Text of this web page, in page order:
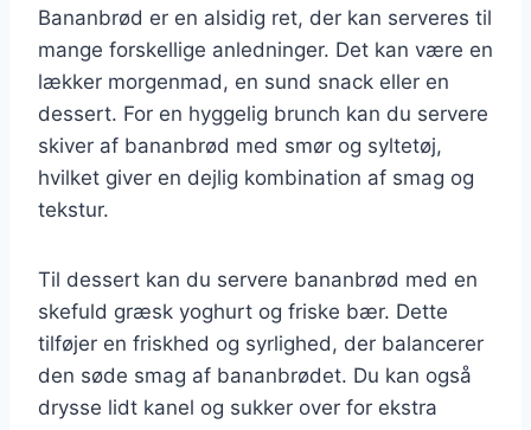
Bananbrød er en alsidig ret, der kan serveres til
mange forskellige anledninger. Det kan være en
lækker morgenmad, en sund snack eller en
dessert. For en hyggelig brunch kan du servere
skiver af bananbrød med smør og syltetøj,
hvilket giver en dejlig kombination af smag og
tekstur.
Til dessert kan du servere bananbrød med en
skefuld græsk yoghurt og friske bær. Dette
tilføjer en friskhed og syrlighed, der balancerer
den søde smag af bananbrødet. Du kan også
drysse lidt kanel og sukker over for ekstra